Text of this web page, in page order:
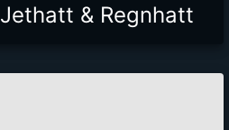
Jethatt & Regnhatt